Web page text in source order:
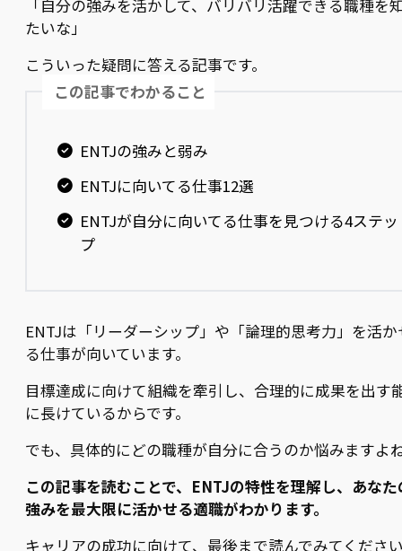
「自分の強みを活かして、バリバリ活躍できる職種を
たいな」
こういった疑問に答える記事です。
この記事でわかること
ENTJの強みと弱み
ENTJに向いてる仕事12選
ENTJが自分に向いてる仕事を見つける4ステッ
プ
ENTJは「リーダーシップ」や「論理的思考力」を活か
る仕事が向いています。
目標達成に向けて組織を牽引し、合理的に成果を出す
に長けているからです。
でも、具体的にどの職種が自分に合うのか悩みますよ
この記事を読むことで、ENTJの特性を理解し、あなた
強みを最大限に活かせる適職がわかります。
キャリアの成功に向けて、最後まで読んでみてくださ